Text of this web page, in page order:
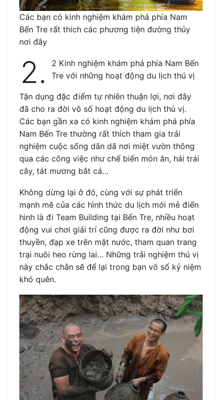
Các bạn có kinh nghiệm khám phá phía Nam
Bến Tre rất thích các phương tiện đường thủy
nơi đây
2.
2 Kinh nghiệm khám phá phía Nam Bến
Tre với những hoạt động du lịch thú vị
Tận dụng đặc điểm tự nhiên thuận lợi, nơi đây
đã cho ra đời vô số hoạt động du lịch thú vị.
Các bạn gần xa có kinh nghiệm khám phá phía
Nam Bến Tre thường rất thích tham gia trải
nghiệm cuộc sống dân dã nơi miệt vườn thông
qua các công việc như chế biến món ăn, hái trái
cây, tát mương bắt cá…
Không dừng lại ở đó, cùng với sự phát triển
mạnh mẽ của các hình thức du lịch mới mẻ điển
hình là đi Team Building tại Bến Tre, nhiều hoạt
động vui chơi giải trí cũng được ra đời như bơi
thuyền, đạp xe trên mặt nước, tham quan trang
trại nuôi heo rừng lai… Những trải nghiệm thú vị
này chắc chắn sẽ để lại trong bạn vô số kỷ niệm
khó quên.